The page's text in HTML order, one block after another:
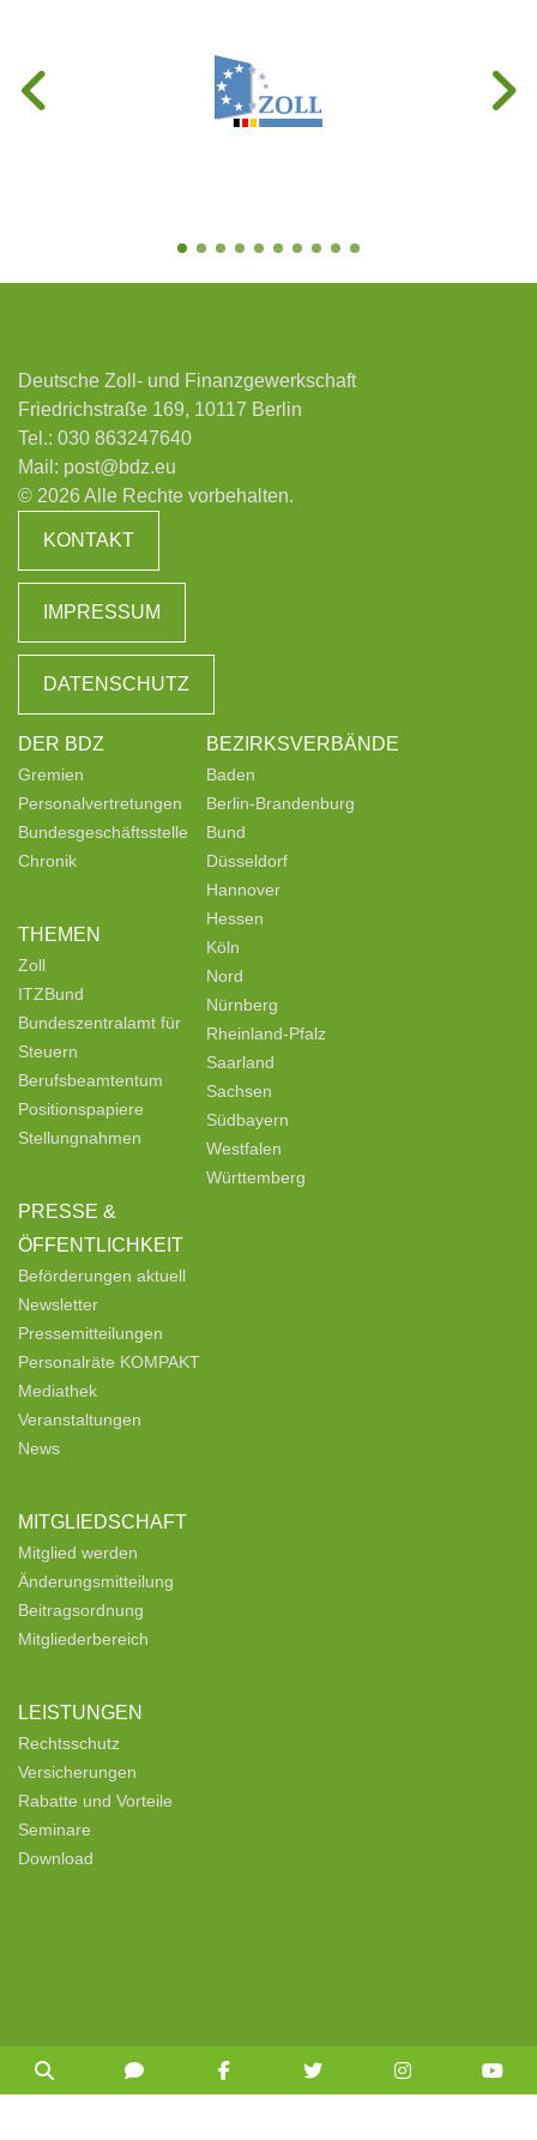
Deutsche Zoll- und Finanzgewerkschaft
Friedrichstraße 169, 10117 Berlin
Tel.: 030 863247640
Mail: post@bdz.eu
© 2026 Alle Rechte vorbehalten.
KONTAKT
IMPRESSUM
DATENSCHUTZ
DER BDZ
Gremien
Personalvertretungen
Bundesgeschäftsstelle
Chronik
THEMEN
Zoll
ITZBund
Bundeszentralamt für
Steuern
Berufsbeamtentum
Positionspapiere
Stellungnahmen
PRESSE &
ÖFFENTLICHKEIT
Beförderungen aktuell
Newsletter
Pressemitteilungen
Personalräte KOMPAKT
Mediathek
Veranstaltungen
News
MITGLIEDSCHAFT
Mitglied werden
Änderungsmitteilung
Beitragsordnung
Mitgliederbereich
LEISTUNGEN
Rechtsschutz
Versicherungen
Rabatte und Vorteile
Seminare
Download
BEZIRKSVERBÄNDE
Baden
Berlin-Brandenburg
Bund
Düsseldorf
Hannover
Hessen
Köln
Nord
Nürnberg
Rheinland-Pfalz
Saarland
Sachsen
Südbayern
Westfalen
Württemberg